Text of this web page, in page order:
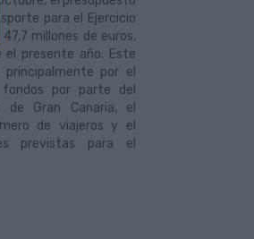
para el Ejercicio
millones de euros,
el presente año. Este
por el
por parte del
Gran Canaria, el
de viajeros y el
previstas para el